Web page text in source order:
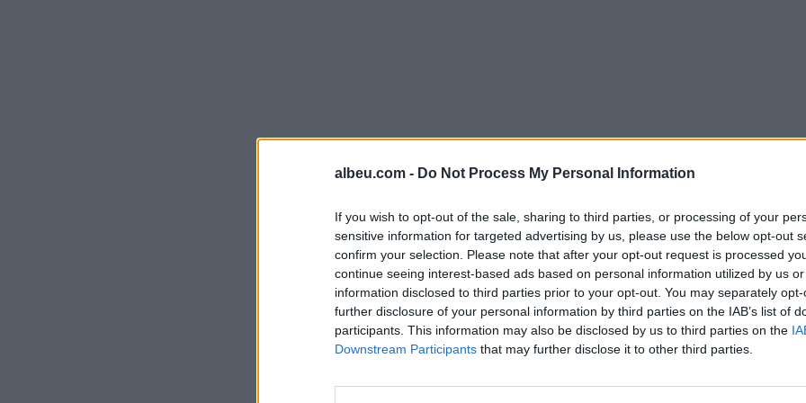
albeu.com - Do Not Process My Personal Information
If you wish to opt-out of the sale, sharing to third parties, or processing of your
sensitive information for targeted advertising by us, please use the below opt-out
confirm your selection. Please note that after your opt-out request is processed
continue seeing interest-based ads based on personal information utilized by us
information disclosed to third parties prior to your opt-out. You may separately
further disclosure of your personal information by third parties on the IAB’s list of
participants. This information may also be disclosed by us to third parties on the
Downstream Participants that may further disclose it to other third parties.